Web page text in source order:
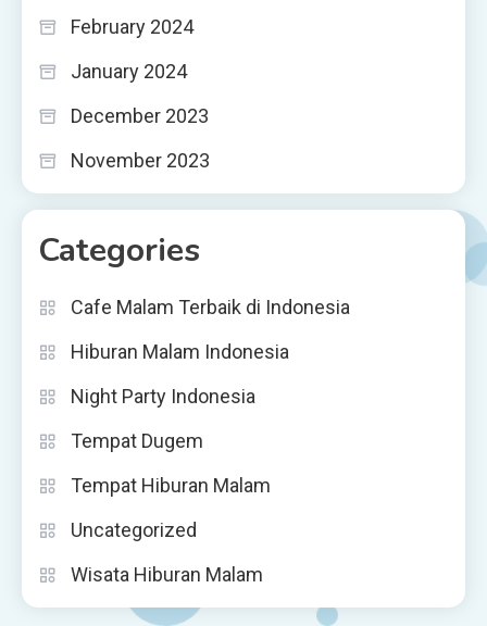
February 2024
January 2024
December 2023
November 2023
Categories
Cafe Malam Terbaik di Indonesia
Hiburan Malam Indonesia
Night Party Indonesia
Tempat Dugem
Tempat Hiburan Malam
Uncategorized
Wisata Hiburan Malam